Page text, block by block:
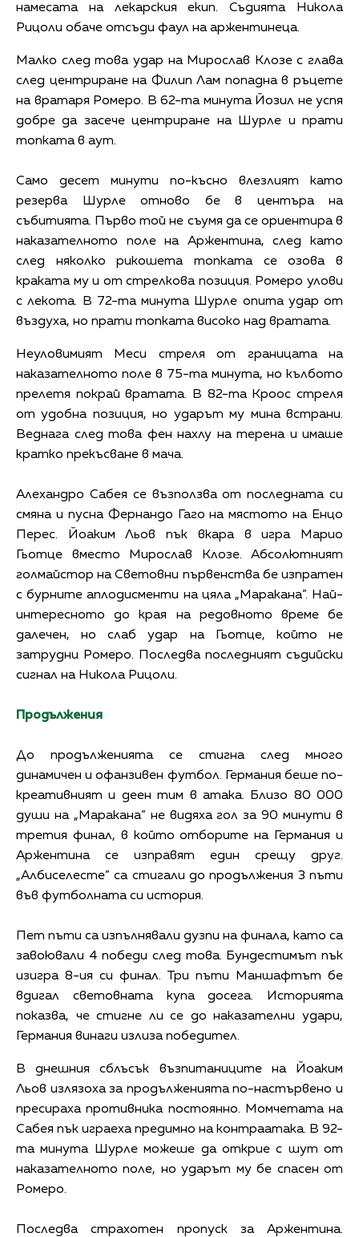
намесата на лекарския екип. Съдията Никола
Рицоли обаче отсъди фаул на аржентинеца.
Малко след това удар на Мирослав Клозе с глава
след центриране на Филип Лам попадна в ръцете
на вратаря Ромеро. В 62-та минута Йозил не успя
добре да засече центриране на Шурле и прати
топката в аут.
Само десет минути по-късно влезлият като
резерва Шурле отново бе в центъра на
събитията. Първо той не съумя да се ориентира в
наказателното поле на Аржентина, след като
след няколко рикошета топката се озова в
краката му и от стрелкова позиция. Ромеро улови
с лекота. В 72-та минута Шурле опита удар от
въздуха, но прати топката високо над вратата.
Неуловимият Меси стреля от границата на
наказателното поле в 75-та минута, но кълбото
прелетя покрай вратата. В 82-та Кроос стреля
от удобна позиция, но ударът му мина встрани.
Веднага след това фен нахлу на терена и имаше
кратко прекъсване в мача.
Алехандро Сабея се възползва от последната си
смяна и пусна Фернандо Гаго на мястото на Енцо
Перес. Йоаким Льов пък вкара в игра Марио
Гьотце вместо Мирослав Клозе. Абсолютният
голмайстор на Световни първенства бе изпратен
с бурните аплодисменти на цяла „Маракана”. Най-
интересното до края на редовното време бе
далечен, но слаб удар на Гьотце, който не
затрудни Ромеро. Последва последният съдийски
сигнал на Никола Рицоли.
Продължения
До продълженията се стигна след много
динамичен и офанзивен футбол. Германия беше по-
креативният и деен тим в атака. Близо 80 000
души на „Маракана” не видяха гол за 90 минути в
третия финал, в който отборите на Германия и
Аржентина се изправят един срещу друг.
„Албиселесте” са стигали до продължения 3 пъти
във футболната си история.
Пет пъти са изпълнявали дузпи на финала, като са
завоювали 4 победи след това. Бундестимът пък
изигра 8-ия си финал. Три пъти Маншафтът бе
вдигал световната купа досега. Историята
показва, че стигне ли се до наказателни удари,
Германия винаги излиза победител.
В днешния сблъсък възпитаниците на Йоаким
Льов излязоха за продълженията по-настървено и
пресираха противника постоянно. Момчетата на
Сабея пък играеха предимно на контраатака. В 92-
та минута Шурле можеше да открие с шут от
наказателното поле, но ударът му бе спасен от
Ромеро.
Последва страхотен пропуск за Аржентина.